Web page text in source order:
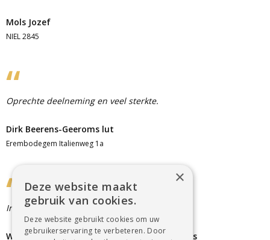
Mols Jozef
NIEL 2845
Oprechte deelneming en veel sterkte.
Dirk Beerens-Geeroms lut
Erembodegem Italienweg 1a
Innige en oprechte deelneming
Wilfried & Marie-Claire Van Mieghem Willems
×
Deze website maakt
gebruik van cookies.
Deze website gebruikt cookies om uw
gebruikerservaring te verbeteren. Door